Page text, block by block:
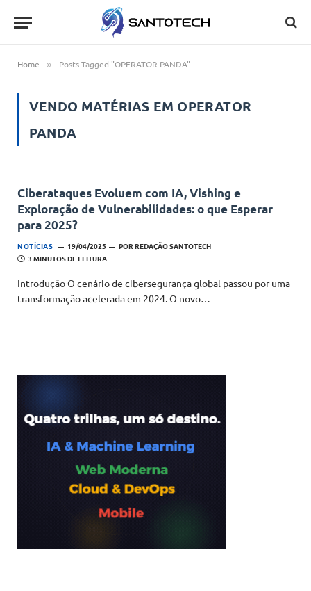
Home » Posts Tagged "OPERATOR PANDA"
VENDO MATÉRIAS EM OPERATOR
PANDA
Ciberataques Evoluem com IA, Vishing e
Exploração de Vulnerabilidades: o que Esperar
para 2025?
NOTÍCIAS 19/04/2025 PORREDAÇÃO SANTOTECH
3 MINUTOS DE LEITURA
Introdução O cenário de cibersegurança global passou por uma
transformação acelerada em 2024. O novo…